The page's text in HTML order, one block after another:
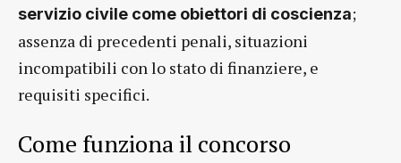
servizio civile come obiettori di coscienza;
assenza di precedenti penali, situazioni
incompatibili con lo stato di finanziere, e
requisiti specifici.
Come funziona il concorso